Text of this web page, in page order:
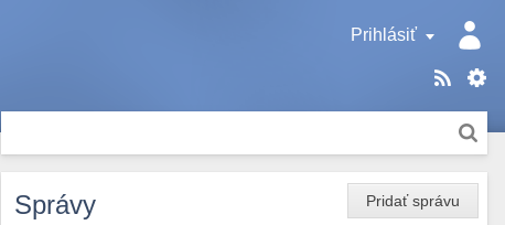
Prihlásiť
Pridať správu
Správy